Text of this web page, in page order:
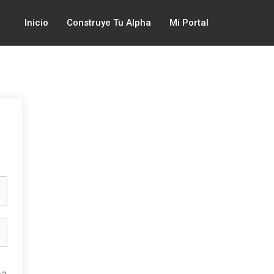
Inicio Construye Tu Alpha Mi Portal